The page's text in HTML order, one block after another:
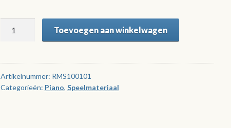
voor
piano
-
Toevoegen aan winkelwagen
Artikelnummer: RMS100101
Categorieën: Piano, Speelmateriaal